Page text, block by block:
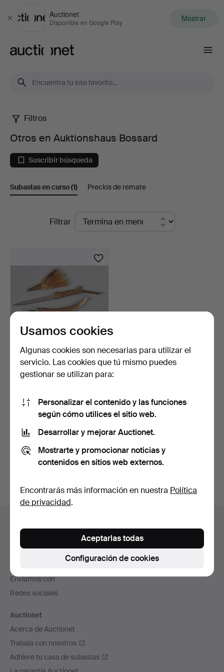
Cerrar
Auctionet
Disponible en Google Play Mostrar
Otros
en
Auktionshaus
Bossard
Filtros
Otros en Auktionshaus Bossard
Suscribir búsqueda
Subastas en curso(1) Precios de remate
SubastasFiltrar
Cortapuros de caza,
abrecartas y otros.
8 días
47 USD
También puedes buscar ennuestro archivo de
subastas concluidas.
en
de
página
Contacta con el servicio de atención al cliente
Todas las casas de subastas
Enviamos con
Redes sociales
Auctionet
Acerca de Auctionet
Trabaja con nosotros
Adhiere tu casa de subastas
Usamos cookies
Algunas cookies son necesarias para utilizar el
servicio. Las cookies que tú mismo puedes
gestionar se utilizan para:
Personalizar el contenido y las funciones
según cómo utilices el sitio web.
Desarrollar y mejorar Auctionet.
Mostrarte y promocionar noticias y
contenidos en sitios web externos.
Encontrarás más información en nuestra Política
de privacidad.
Configuración de cookies
Aceptarlas todas